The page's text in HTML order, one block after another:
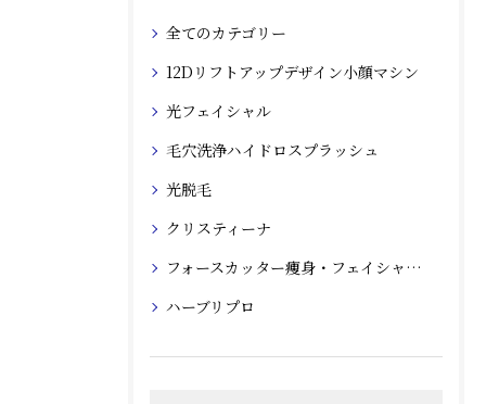
全てのカテゴリー
12Dリフトアップデザイン小顔マシン
光フェイシャル
毛穴洗浄ハイドロスプラッシュ
光脱毛
クリスティーナ
フォースカッター痩身・フェイシャルマシン
ハーブリプロ